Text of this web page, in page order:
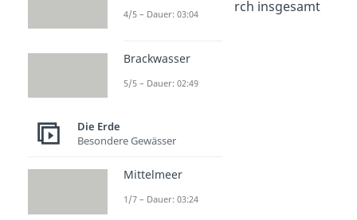
Die Donau fließt durch insgesamt
Deutschland
Kroatien
Serbien
4/5 – Dauer: 03:04
Brackwasser
5/5 – Dauer: 02:49
Die Erde
Besondere Gewässer
Mittelmeer
1/7 – Dauer: 03:24